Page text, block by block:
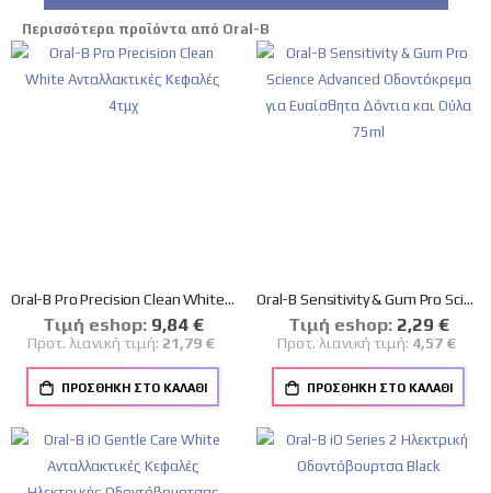
Περισσότερα προϊόντα από Oral-B
Oral-B Pro Precision Clean White Ανταλλακτικές Κεφαλές 4τμχ
Tιμή eshop: Ειδική
Τιμή
9,84 €
Προτ. λιανική τιμή: 21,79 €
ΠΡΟΣΘΉΚΗ ΣΤΟ ΚΑΛΆΘΙ
Oral-B Sensitivity & Gum Pro Science Advanced Οδοντόκρεμα για Ευαίσθητα Δόντια και Ούλα 75ml
Tιμή eshop: Ειδική
Τιμή
2,29 €
Προτ. λιανική τιμή: 4,57 €
ΠΡΟΣΘΉΚΗ ΣΤΟ ΚΑΛΆΘΙ